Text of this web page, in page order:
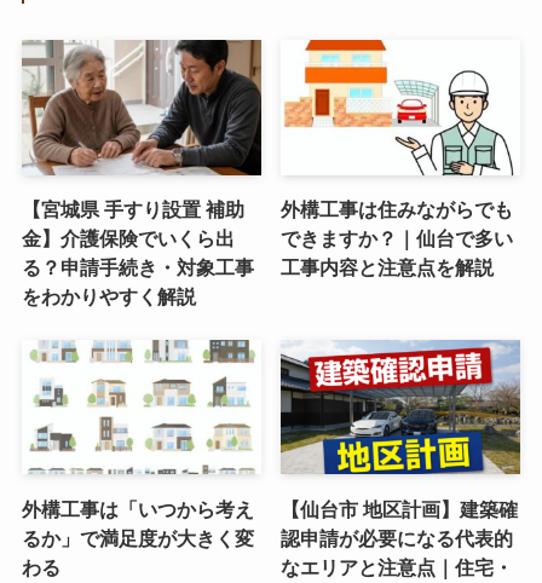
【宮城県 手すり設置 補助
金】介護保険でいくら出
る？申請手続き・対象工事
をわかりやすく解説
外構工事は住みながらでも
できますか？｜仙台で多い
工事内容と注意点を解説
外構工事は「いつから考え
るか」で満足度が大きく変
わる
【仙台市 地区計画】建築確
認申請が必要になる代表的
なエリアと注意点｜住宅・